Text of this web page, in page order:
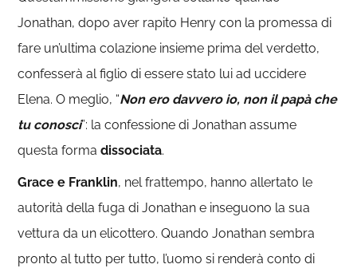
Jonathan, dopo aver rapito Henry con la promessa di
fare un’ultima colazione insieme prima del verdetto,
confesserà al figlio di essere stato lui ad uccidere
Elena. O meglio, “Non ero davvero io, non il papà che
tu conosci”: la confessione di Jonathan assume
questa formadissociata.
Grace e Franklin, nel frattempo, hanno allertato le
autorità della fuga di Jonathan e inseguono la sua
vettura da un elicottero. Quando Jonathan sembra
pronto al tutto per tutto, l’uomo si renderà conto di